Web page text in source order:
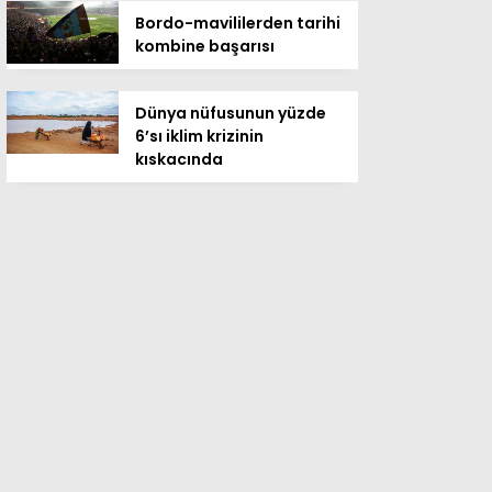
Bordo-mavililerden tarihi
kombine başarısı
Dünya nüfusunun yüzde
6’sı iklim krizinin
kıskacında